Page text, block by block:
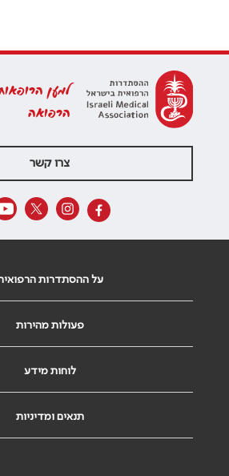
למען
הרפואה
צרו קשר
על ההסתדרות
פעולות מהירות
לוחות מידע
תנאים ומדיניות